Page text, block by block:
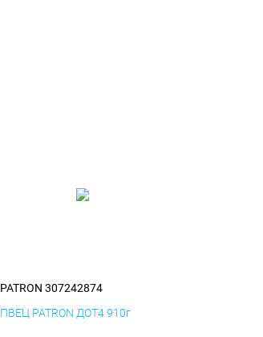
PATRON 307242874
ПВЕЦ PATRON ДОТ4 910г